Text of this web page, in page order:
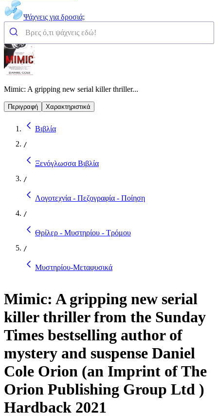
Ψάχνεις για δροσιά;
Mimic: A gripping new serial killer thriller...
Περιγραφή Χαρακτηριστικά
Βιβλία
/
Ξενόγλωσσα Βιβλία
/
Λογοτεχνία - Πεζογραφία - Ποίηση
/
Θρίλερ - Μυστηρίου - Τρόμου
/
Μυστηρίου-Μεταφυσικά
Mimic: A gripping new serial
killer thriller from the Sunday
Times bestselling author of
mystery and suspense Daniel
Cole Orion (an Imprint of The
Orion Publishing Group Ltd )
Hardback 2021